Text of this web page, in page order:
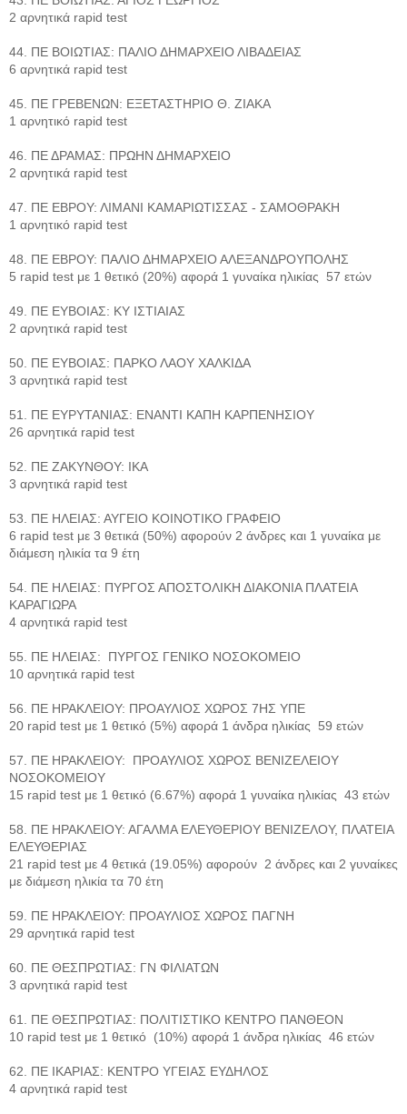
2 αρνητικά rapid test
44. ΠΕ ΒΟΙΩΤΙΑΣ: ΠΑΛΙΟ ΔΗΜΑΡΧΕΙΟ ΛΙΒΑΔΕΙΑΣ
6 αρνητικά rapid test
45. ΠΕ ΓΡΕΒΕΝΩΝ: ΕΞΕΤΑΣΤΗΡΙΟ Θ. ΖΙΑΚΑ
1 αρνητικό rapid test
46. ΠΕ ΔΡΑΜΑΣ: ΠΡΩΗΝ ΔΗΜΑΡΧΕΙΟ
2 αρνητικά rapid test
47. ΠΕ ΕΒΡΟΥ: ΛΙΜΑΝΙ ΚΑΜΑΡΙΩΤΙΣΣΑΣ - ΣΑΜΟΘΡΑΚΗ
1 αρνητικό rapid test
48. ΠΕ ΕΒΡΟΥ: ΠΑΛΙΟ ΔΗΜΑΡΧΕΙΟ ΑΛΕΞΑΝΔΡΟΥΠΟΛΗΣ
5 rapid test με 1 θετικό (20%) αφορά 1 γυναίκα ηλικίας 57 ετών
49. ΠΕ ΕΥΒΟΙΑΣ: ΚΥ ΙΣΤΙΑΙΑΣ
2 αρνητικά rapid test
50. ΠΕ ΕΥΒΟΙΑΣ: ΠΑΡΚΟ ΛΑΟΥ ΧΑΛΚΙΔΑ
3 αρνητικά rapid test
51. ΠΕ ΕΥΡΥΤΑΝΙΑΣ: ΕΝΑΝΤΙ ΚΑΠΗ ΚΑΡΠΕΝΗΣΙΟΥ
26 αρνητικά rapid test
52. ΠΕ ΖΑΚΥΝΘΟΥ: ΙΚΑ
3 αρνητικά rapid test
53. ΠΕ ΗΛΕΙΑΣ: ΑΥΓΕΙΟ ΚΟΙΝΟΤΙΚΟ ΓΡΑΦΕΙΟ
6 rapid test με 3 θετικά (50%) αφορούν 2 άνδρες και 1 γυναίκα με
διάμεση ηλικία τα 9 έτη
54. ΠΕ ΗΛΕΙΑΣ: ΠΥΡΓΟΣ ΑΠΟΣΤΟΛΙΚΗ ΔΙΑΚΟΝΙΑ ΠΛΑΤΕΙΑ
ΚΑΡΑΓΙΩΡΑ
4 αρνητικά rapid test
55. ΠΕ ΗΛΕΙΑΣ: ΠΥΡΓΟΣ ΓΕΝΙΚΟ ΝΟΣΟΚΟΜΕΙΟ
10 αρνητικά rapid test
56. ΠΕ ΗΡΑΚΛΕΙΟΥ: ΠΡΟΑΥΛΙΟΣ ΧΩΡΟΣ 7ΗΣ ΥΠΕ
20 rapid test με 1 θετικό (5%) αφορά 1 άνδρα ηλικίας 59 ετών
57. ΠΕ ΗΡΑΚΛΕΙΟΥ: ΠΡΟΑΥΛΙΟΣ ΧΩΡΟΣ ΒΕΝΙΖΕΛΕΙΟΥ
ΝΟΣΟΚΟΜΕΙΟΥ
15 rapid test με 1 θετικό (6.67%) αφορά 1 γυναίκα ηλικίας 43 ετών
58. ΠΕ ΗΡΑΚΛΕΙΟΥ: ΑΓΑΛΜΑ ΕΛΕΥΘΕΡΙΟΥ ΒΕΝΙΖΕΛΟΥ, ΠΛΑΤΕΙΑ
ΕΛΕΥΘΕΡΙΑΣ
21 rapid test με 4 θετικά (19.05%) αφορούν 2 άνδρες και 2 γυναίκες
με διάμεση ηλικία τα 70 έτη
59. ΠΕ ΗΡΑΚΛΕΙΟΥ: ΠΡΟΑΥΛΙΟΣ ΧΩΡΟΣ ΠΑΓΝΗ
29 αρνητικά rapid test
60. ΠΕ ΘΕΣΠΡΩΤΙΑΣ: ΓΝ ΦΙΛΙΑΤΩΝ
3 αρνητικά rapid test
61. ΠΕ ΘΕΣΠΡΩΤΙΑΣ: ΠΟΛΙΤΙΣΤΙΚΟ ΚΕΝΤΡΟ ΠΑΝΘΕΟΝ
10 rapid test με 1 θετικό (10%) αφορά 1 άνδρα ηλικίας 46 ετών
62. ΠΕ ΙΚΑΡΙΑΣ: ΚΕΝΤΡΟ ΥΓΕΙΑΣ ΕΥΔΗΛΟΣ
4 αρνητικά rapid test